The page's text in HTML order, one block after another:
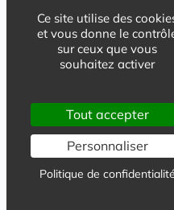
La carte bancaire
pratiques
Avant de régler par
bien connaître son
Banques Prêts
Ce site utilise des
et vous donne le
sur ceux que vous
souhaitez activer
Tout accepter
Personnaliser
Politique de confidentialité